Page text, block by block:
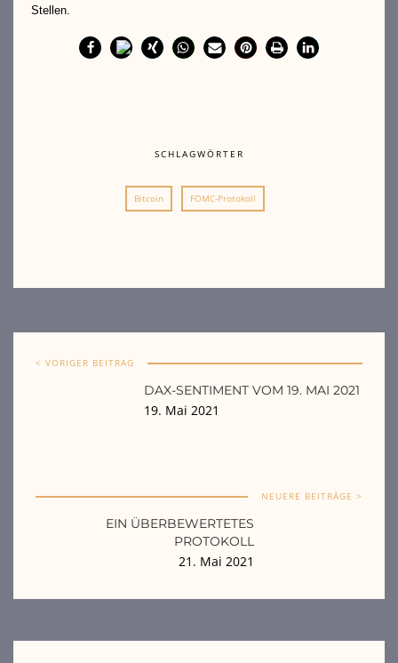
Stellen.
SCHLAGWÖRTER
Bitcoin FOMC-Protokoll
< VORIGER BEITRAG
DAX-SENTIMENT VOM 19. MAI 2021
19. Mai 2021
NEUERE BEITRÄGE >
EIN ÜBERBEWERTETES
PROTOKOLL
21. Mai 2021